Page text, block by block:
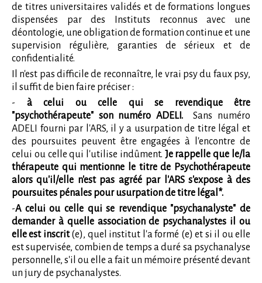
de titres universitaires validés et de formations longues
dispensées par des Instituts reconnus avec une
déontologie, une obligation de formation continue et une
supervision régulière, garanties de sérieux et de
confidentialité.
Il n'est pas difficile de reconnaître, le vrai psy du faux psy,
il suffit de bien faire préciser :
- à celui ou celle qui se revendique être
"psychothérapeute" son numéro ADELI. Sans numéro
ADELI fourni par l'ARS, il y a usurpation de titre légal et
des poursuites peuvent être engagées à l'encontre de
celui ou celle qui l'utilise indûment. Je rappelle que le/la
thérapeute qui mentionne le titre de Psychothérapeute
alors qu'il/elle n'est pas agréé par l'ARS s'expose à des
poursuites pénales pour usurpation de titre légal*.
-A celui ou celle qui se revendique "psychanalyste" de
demander à quelle association de psychanalystes il ou
elle est inscrit(e), quel institut l'a formé (e) et si il ou elle
est supervisée, combien de temps a duré sa psychanalyse
personnelle, s'il ou elle a fait un mémoire présenté devant
un jury de psychanalystes.